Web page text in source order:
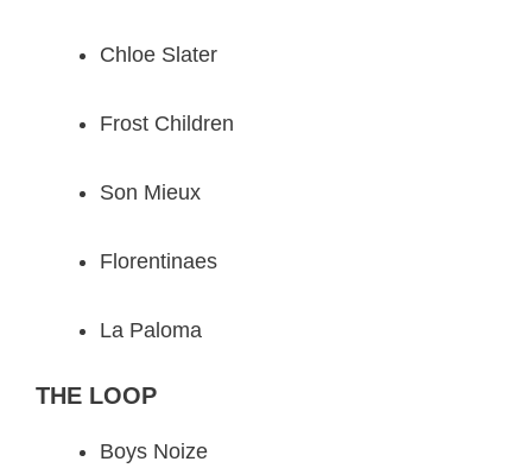
Chloe Slater
Frost Children
Son Mieux
Florentinaes
La Paloma
THE LOOP
Boys Noize